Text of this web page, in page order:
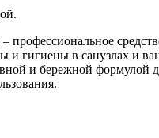
профессиональное
и гигиены в санузлах и
и бережной формулой